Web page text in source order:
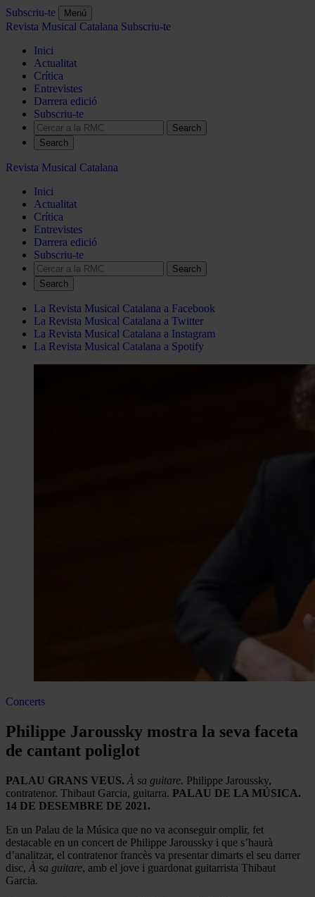
Subscriu-te Menú
Revista Musical Catalana Subscriu-te
Inici
Actualitat
Crítica
Entrevistes
Darrera edició
Subscriu-te
Search
Revista Musical Catalana
Inici
Actualitat
Crítica
Entrevistes
Darrera edició
Subscriu-te
Search
La Revista Musical Catalana a Facebook
La Revista Musical Catalana a Twitter
La Revista Musical Catalana a Instagram
La Revista Musical Catalana a Spotify
Concerts
Philippe Jaroussky mostra la seva faceta
de cantant poliglot
PALAU GRANS VEUS. À sa guitare. Philippe Jaroussky,
contratenor. Thibaut Garcia, guitarra. PALAU DE LA MÚSICA.
14 DE DESEMBRE DE 2021.
En un Palau de la Música que no va aconseguir omplir, fet
destacable en un concert de Philippe Jaroussky i que s’haurà
d’analitzar, el contratenor francès va presentar dimarts el seu darrer
disc, À sa guitare, amb el jove i guardonat guitarrista Thibaut
Garcia.